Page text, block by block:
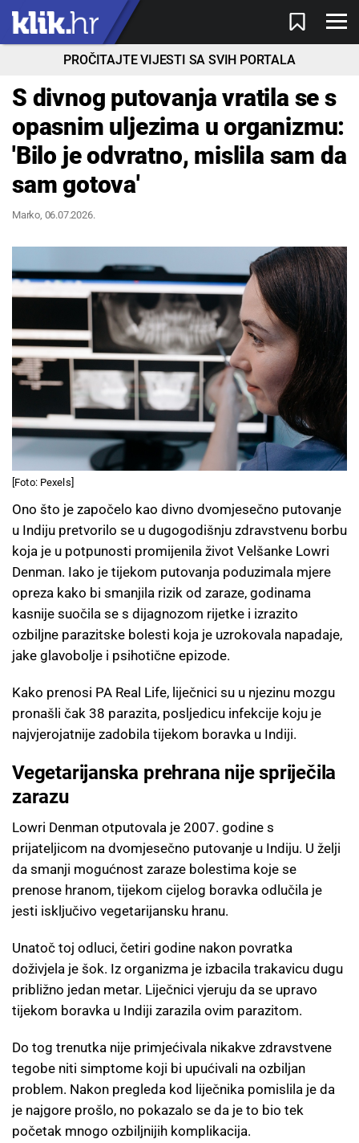
PROČITAJTE VIJESTI SA SVIH PORTALA
S divnog putovanja vratila se s
opasnim uljezima u organizmu:
'Bilo je odvratno, mislila sam da
sam gotova'
Marko, 06.07.2026.
[Foto: Pexels]
Ono što je započelo kao divno dvomjesečno putovanje
u Indiju pretvorilo se u dugogodišnju zdravstvenu borbu
koja je u potpunosti promijenila život Velšanke Lowri
Denman. Iako je tijekom putovanja poduzimala mjere
opreza kako bi smanjila rizik od zaraze, godinama
kasnije suočila se s dijagnozom rijetke i izrazito
ozbiljne parazitske bolesti koja je uzrokovala napadaje,
jake glavobolje i psihotične epizode.
Kako prenosi PA Real Life, liječnici su u njezinu mozgu
pronašli čak 38 parazita, posljedicu infekcije koju je
najvjerojatnije zadobila tijekom boravka u Indiji.
Vegetarijanska prehrana nije spriječila
zarazu
Lowri Denman otputovala je 2007. godine s
prijateljicom na dvomjesečno putovanje u Indiju. U želji
da smanji mogućnost zaraze bolestima koje se
prenose hranom, tijekom cijelog boravka odlučila je
jesti isključivo vegetarijansku hranu.
Unatoč toj odluci, četiri godine nakon povratka
doživjela je šok. Iz organizma je izbacila trakavicu dugu
približno jedan metar. Liječnici vjeruju da se upravo
tijekom boravka u Indiji zarazila ovim parazitom.
Do tog trenutka nije primjećivala nikakve zdravstvene
tegobe niti simptome koji bi upućivali na ozbiljan
problem. Nakon pregleda kod liječnika pomislila je da
je najgore prošlo, no pokazalo se da je to bio tek
početak mnogo ozbiljnijih komplikacija.